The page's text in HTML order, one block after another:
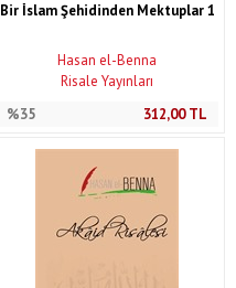
Bir İslam Şehidinden Mektuplar 1
Hasan el-Benna
Risale Yayınları
%35
312,00TL